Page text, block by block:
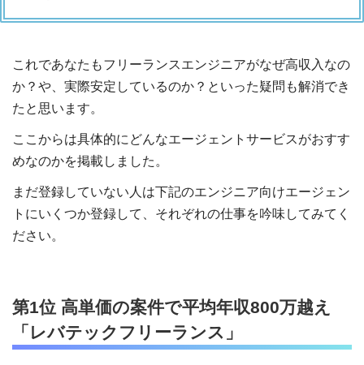
これであなたもフリーランスエンジニアがなぜ高収入なの
か？や、実際安定しているのか？といった疑問も解消でき
たと思います。
ここからは具体的にどんなエージェントサービスがおすす
めなのかを掲載しました。
まだ登録していない人は下記のエンジニア向けエージェン
トにいくつか登録して、それぞれの仕事を吟味してみてく
ださい。
第1位 高単価の案件で平均年収800万越え
「レバテックフリーランス」